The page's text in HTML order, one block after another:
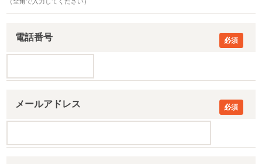
電話番号
メールアドレス